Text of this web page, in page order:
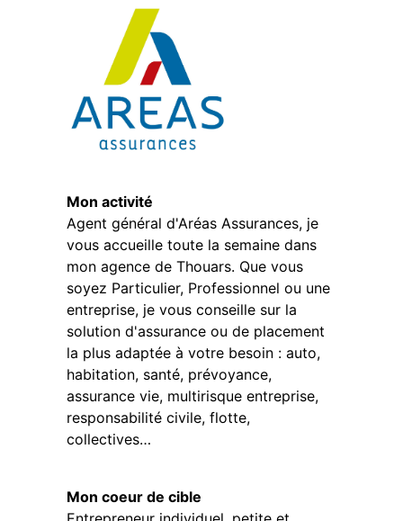
Mon activité
Agent général d'Aréas Assurances, je
vous accueille toute la semaine dans
mon agence de Thouars. Que vous
soyez Particulier, Professionnel ou une
entreprise, je vous conseille sur la
solution d'assurance ou de placement
la plus adaptée à votre besoin : auto,
habitation, santé, prévoyance,
assurance vie, multirisque entreprise,
responsabilité civile, flotte,
collectives…
Mon coeur de cible